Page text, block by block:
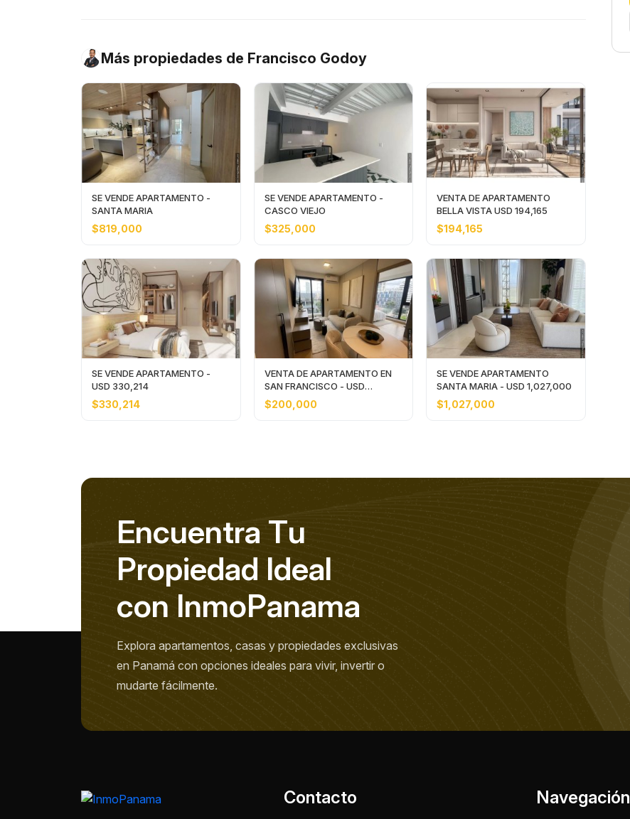
Más propiedades de Francisco Godoy
SE VENDE APARTAMENTO -
SANTA MARIA
$819,000
SE VENDE APARTAMENTO -
CASCO VIEJO
$325,000
VENTA DE APARTAMENTO
BELLA VISTA USD 194,165
$194,165
SE VENDE APARTAMENTO -
USD 330,214
$330,214
VENTA DE APARTAMENTO EN
SAN FRANCISCO - USD
200,000
$200,000
SE VENDE APARTAMENTO
SANTA MARIA - USD 1,027,000
$1,027,000
Encuentra Tu
Propiedad Ideal
con InmoPanama
Explora apartamentos, casas y propiedades exclusivas
en Panamá con opciones ideales para vivir, invertir o
mudarte fácilmente.
Contacto Navegación